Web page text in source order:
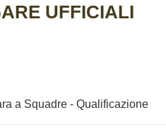
UFFICIALI
a Squadre - Qualificazione